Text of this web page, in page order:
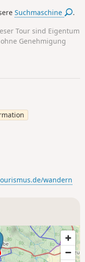
informativen
treffen Sie auf die
zur liebevoll
Über
Gipfel,
an den
Basaltsäulen
und EB durch
zum Schloss.
Suchmaschine .
Tour sind Eigentum
Genehmigung
wandern